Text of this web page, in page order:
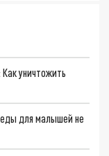
уничтожить
для малышей не